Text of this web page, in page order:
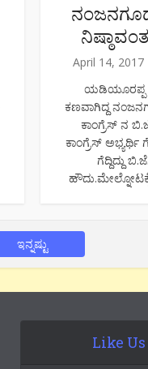
April 14, 2017
ಯಡಿಯೂರಪ್ಪ
ಕಣವಾಗಿದ್ದ
ಕಾಂಗ್ರೆಸ್ ನ
ಕಾಂಗ್ರೆಸ್ ಅಭ್ಯರ್ಥಿ
ಗೆದ್ದಿದ್ದು
ಇನ್ನಷ್ಟು
Like Us